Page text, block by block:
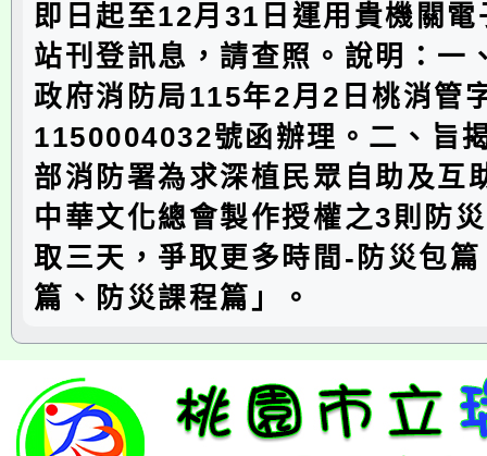
即日起至12月31日運用貴機關電
站刊登訊息，請查照。說明：一
政府消防局115年2月2日桃消管
1150004032號函辦理。二、旨
部消防署為求深植民眾自助及互
中華文化總會製作授權之3則防
取三天，爭取更多時間-防災包
篇、防災課程篇」。